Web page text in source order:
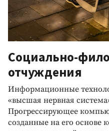
Социально-
отчуждения
Информационные
«высшая нервная
Прогрессирующее
созданные на его